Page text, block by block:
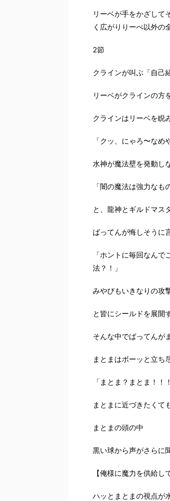
リーベが手をかざして
く広がりりーべ以外の
2節
クラインが叫ぶ「自己
リーベがクラインの方
クラインはリーベを睨
「クッ、にゃろ〜なめ
水神が魔法壁を発動し
「闇の魔法は強力な
と、龍神とギルドマス
ばってんが悔しそうに
「ホントに毎回なんで
法？！」
みやびもいきなりの攻
と皆にシールドを展開
そんな中でばってんが
まとまはボーッと立ち
「まとま？まとま！！
まとまに近づきたくて
まとまの頭の中
黒い球から声がさらに
【俺様に魔力を供給
ハッとまとまの視点が